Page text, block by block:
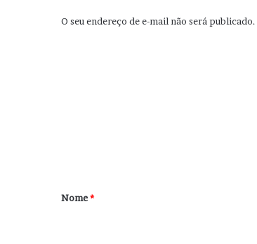
O seu endereço de e-mail não será publicado.
r
Nome*